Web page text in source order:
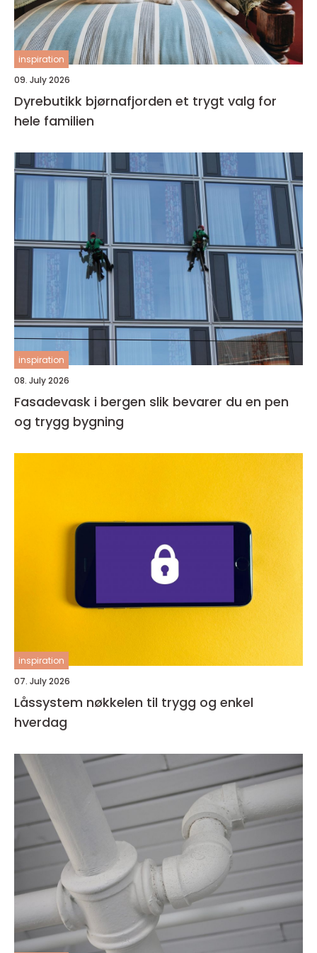
inspiration
09. July 2026
Dyrebutikk bjørnafjorden et trygt valg for
hele familien
inspiration
08. July 2026
Fasadevask i bergen slik bevarer du en pen
og trygg bygning
inspiration
07. July 2026
Låssystem nøkkelen til trygg og enkel
hverdag